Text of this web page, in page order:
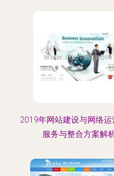
2019年网站建设与网络运
服务与整合方案解